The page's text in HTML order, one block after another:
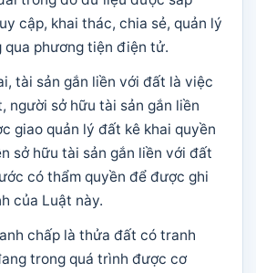
cập, khai thác, chia sẻ, quản lý
qua phương tiện điện tử.
tài sản gắn liền với đất là việc
người sở hữu tài sản gắn liền
giao quản lý đất kê khai quyền
sở hữu tài sản gắn liền với đất
có thẩm quyền để được ghi
của Luật này.
chấp là thửa đất có tranh
trong quá trình được cơ